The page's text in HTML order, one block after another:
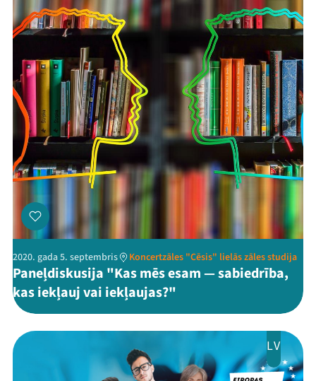
2020. gada 5. septembris Koncertzāles "Cēsis" lielās zāles studija
Paneļdiskusija "Kas mēs esam — sabiedrība,
kas iekļauj vai iekļaujas?"
LV